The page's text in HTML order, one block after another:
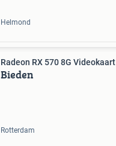
Helmond
Radeon RX 570 8G Videokaart
Bieden
Rotterdam